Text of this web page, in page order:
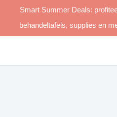
Smart Summer Deals:
behandeltafels, supplies en